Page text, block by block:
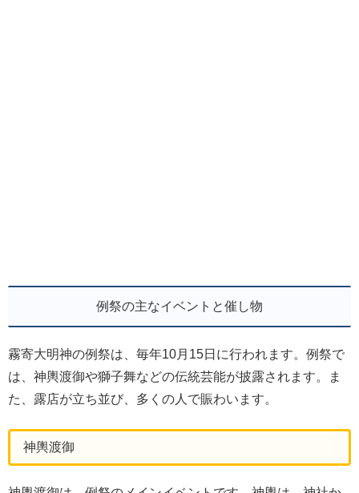
例祭の主なイベントと催し物
霧寄大明神の例祭は、毎年10月15日に行われます。例祭で
は、神輿渡御や獅子舞などの伝統芸能が披露されます。ま
た、露店が立ち並び、多くの人で賑わいます。
神輿渡御